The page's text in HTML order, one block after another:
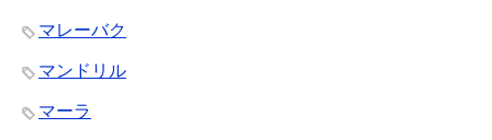
マレーバク
マンドリル
マーラ